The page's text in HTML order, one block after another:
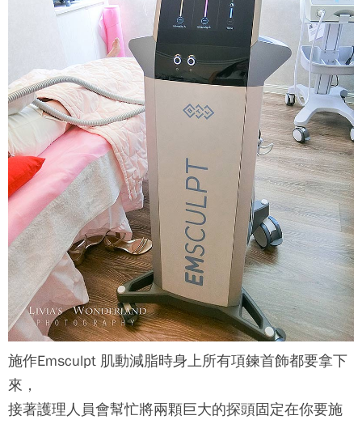
施作Emsculpt 肌動減脂時身上所有項鍊首飾都要拿下
來，
接著護理人員會幫忙將兩顆巨大的探頭固定在你要施